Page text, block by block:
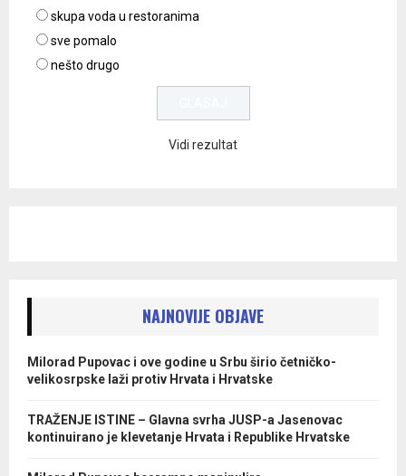
skupa voda u restoranima
sve pomalo
nešto drugo
Vidi rezultat
NAJNOVIJE OBJAVE
Milorad Pupovac i ove godine u Srbu širio četničko-
velikosrpske laži protiv Hrvata i Hrvatske
TRAŽENJE ISTINE – Glavna svrha JUSP-a Jasenovac
kontinuirano je klevetanje Hrvata i Republike Hrvatske